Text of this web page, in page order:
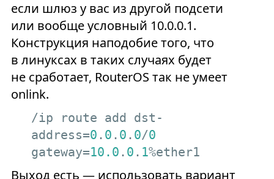
если шлюз у вас из другой подсети
или вообще условный 10.0.0.1.
Конструкция наподобие того, что
в линуксах в таких случаях будет
не сработает, RouterOS так не умеет
onlink.
/ip route add dst-
address=0 . 0 . 0 . 0/0
gateway=10.0 . 0 . 1%ether1
Выход есть — использовать вариант